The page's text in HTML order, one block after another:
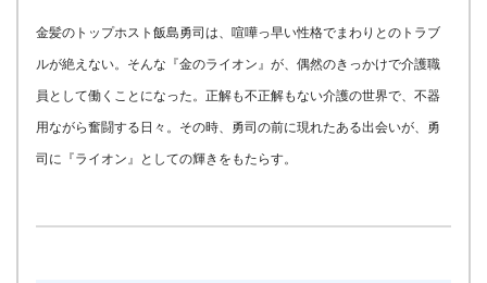
金髪のトップホスト飯島勇司は、喧嘩っ早い性格でまわりとのトラブ
ルが絶えない。そんな『金のライオン』が、偶然のきっかけで介護職
員として働くことになった。正解も不正解もない介護の世界で、不器
用ながら奮闘する日々。その時、勇司の前に現れたある出会いが、勇
司に『ライオン』としての輝きをもたらす。